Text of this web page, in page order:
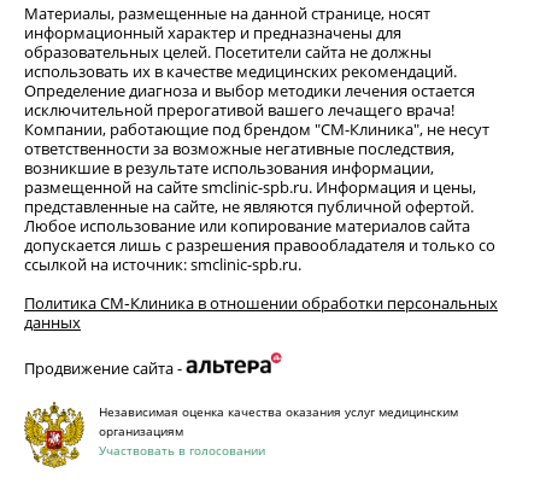
Материалы, размещенные на данной странице, носят
информационный характер и предназначены для
образовательных целей. Посетители сайта не должны
использовать их в качестве медицинских рекомендаций.
Определение диагноза и выбор методики лечения остается
исключительной прерогативой вашего лечащего врача!
Компании, работающие под брендом "СМ-Клиника", не несут
ответственности за возможные негативные последствия,
возникшие в результате использования информации,
размещенной на сайте smclinic-spb.ru. Информация и цены,
представленные на сайте, не являются публичной офертой.
Любое использование или копирование материалов сайта
допускается лишь с разрешения правообладателя и только со
ссылкой на источник: smclinic-spb.ru.
Политика СМ‑Клиника в отношении обработки персональных
данных
Продвижение сайта -
Независимая оценка качества оказания услуг медицинским
организациям
Участвовать в голосовании